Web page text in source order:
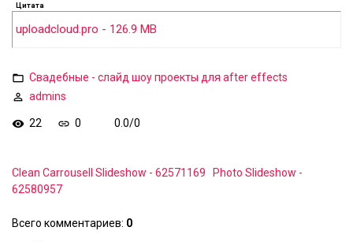
Цитата
uploadcloud.pro - 126.9 MB
Свадебные - слайд шоу проекты для after effects
admins
22 0 0.0/0
Clean Carrousell Slideshow - 62571169
Photo Slideshow -
62580957
Всего комментариев: 0